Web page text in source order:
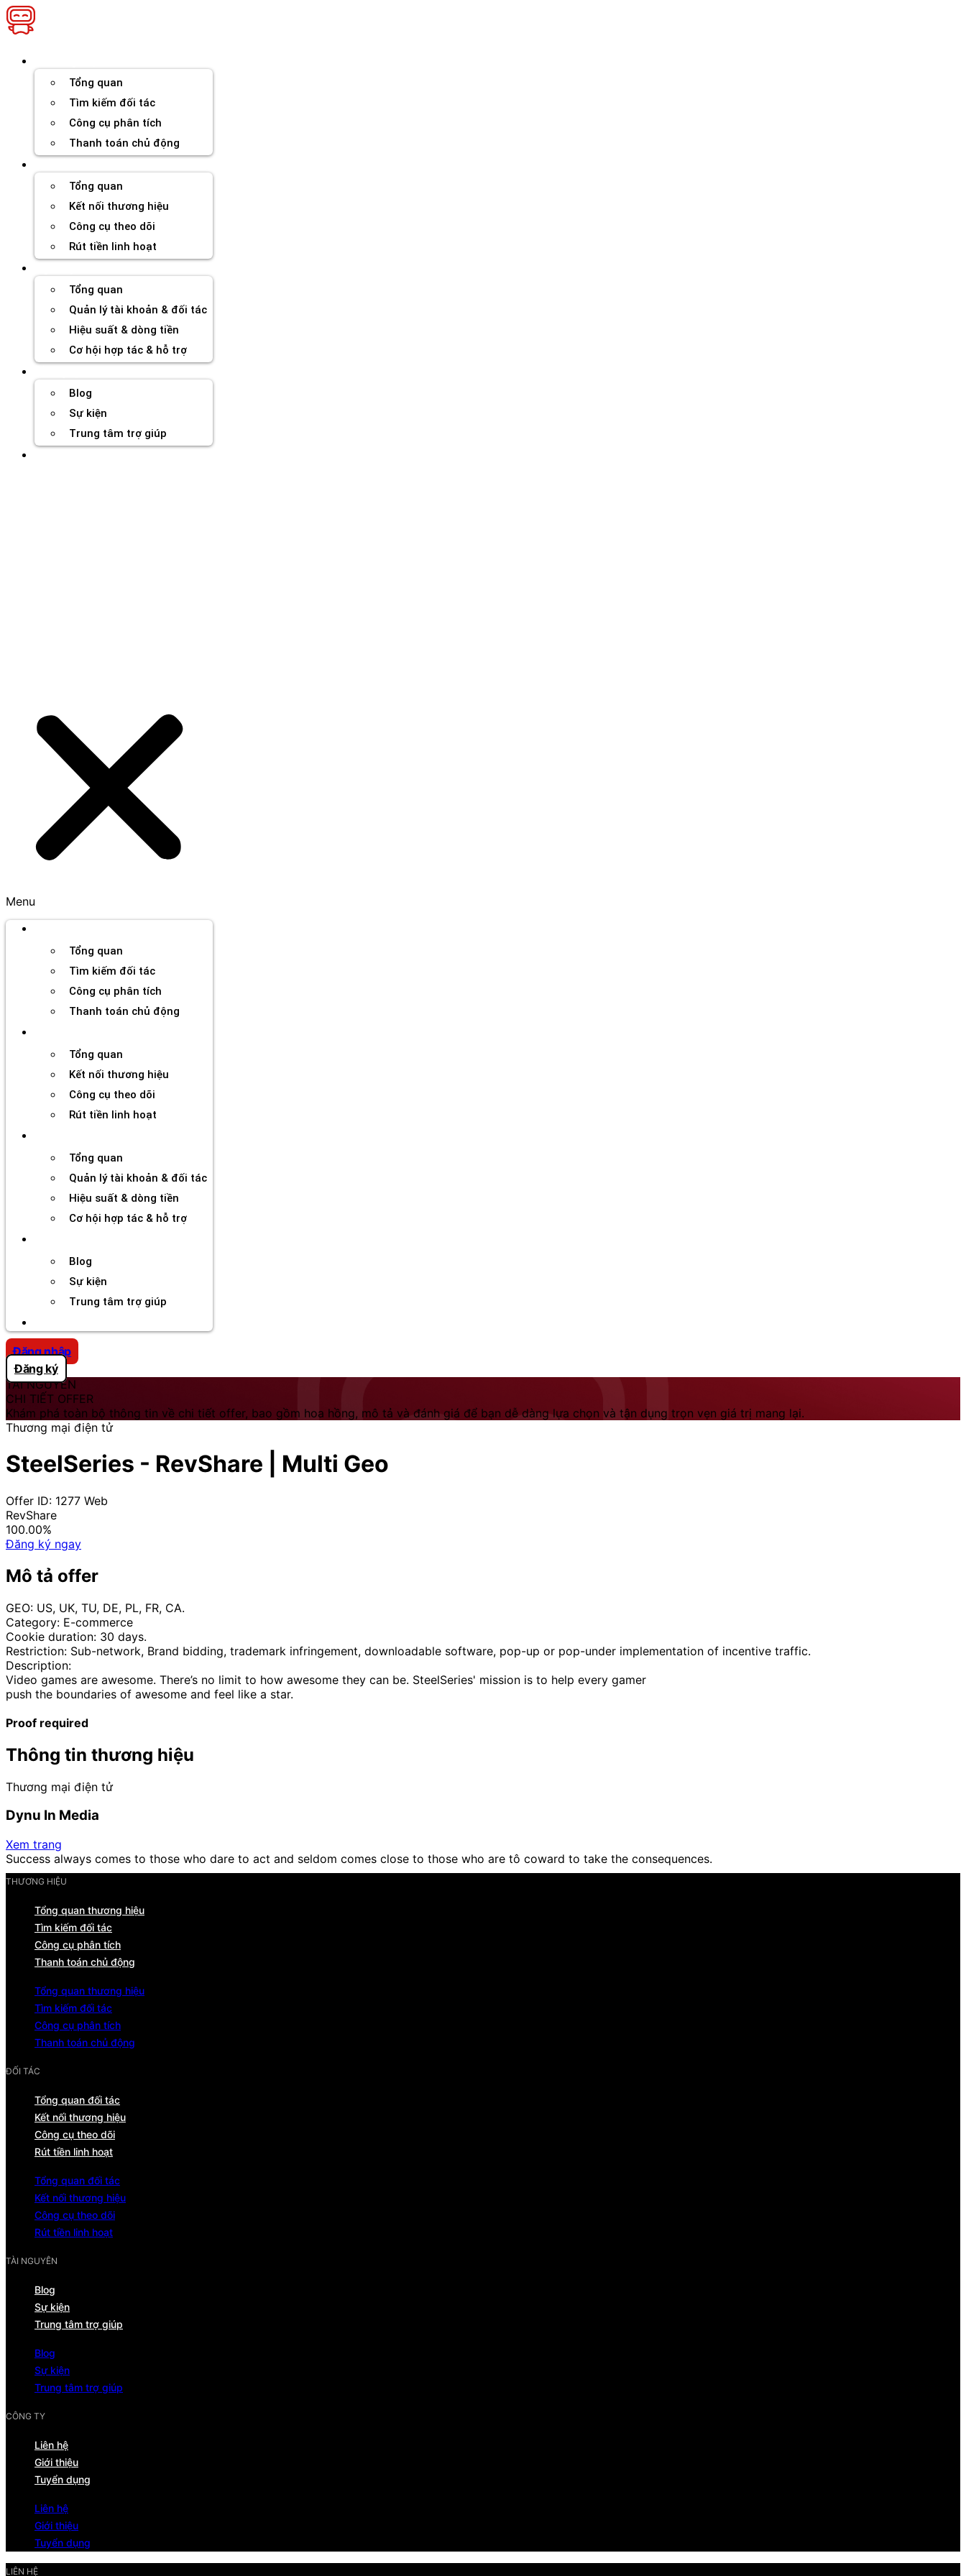
Chuyển
đến
Tổng quan
Tìm kiếm đối tác
Công cụ phân tích
Thanh toán chủ động
Tổng quan
Kết nối thương hiệu
Công cụ theo dõi
Rút tiền linh hoạt
Tổng quan
Quản lý tài khoản & đối tác
Hiệu suất & dòng tiền
Cơ hội hợp tác & hỗ trợ
Blog
Sự kiện
Trung tâm trợ giúp
Menu
Tổng quan
Tìm kiếm đối tác
Công cụ phân tích
Thanh toán chủ động
Tổng quan
Kết nối thương hiệu
Công cụ theo dõi
Rút tiền linh hoạt
Tổng quan
Quản lý tài khoản & đối tác
Hiệu suất & dòng tiền
Cơ hội hợp tác & hỗ trợ
Blog
Sự kiện
Trung tâm trợ giúp
Đăng nhập
Đăng ký
TÀI NGUYÊN
CHI TIẾT OFFER
Khám phá toàn bộ thông tin về chi tiết offer, bao gồm hoa hồng, mô tả và đánh giá để bạn dễ dàng lựa chọn và tận dụng trọn vẹn giá trị mang lại.
Thương mại điện tử
SteelSeries - RevShare | Multi Geo
Offer ID: 1277 Web
RevShare
100.00%
Đăng ký ngay
Mô tả offer
GEO: US, UK, TU, DE, PL, FR, CA.
Category: E-commerce
Cookie duration: 30 days.
Restriction: Sub-network, Brand bidding, trademark infringement, downloadable software, pop-up or pop-under implementation of incentive traffic.
Description:
Video games are awesome. There’s no limit to how awesome they can be. SteelSeries' mission is to help every gamer
push the boundaries of awesome and feel like a star.
Proof required
Thông tin thương hiệu
Thương mại điện tử
Dynu In Media
Xem trang
Success always comes to those who dare to act and seldom comes close to those who are tô coward to take the consequences.
THƯƠNG HIỆU
Tổng quan thương hiệu
Tìm kiếm đối tác
Công cụ phân tích
Thanh toán chủ động
Tổng quan thương hiệu
Tìm kiếm đối tác
Công cụ phân tích
Thanh toán chủ động
ĐỐI TÁC
Tổng quan đối tác
Kết nối thương hiệu
Công cụ theo dõi
Rút tiền linh hoạt
Tổng quan đối tác
Kết nối thương hiệu
Công cụ theo dõi
Rút tiền linh hoạt
TÀI NGUYÊN
Blog
Sự kiện
Trung tâm trợ giúp
Blog
Sự kiện
Trung tâm trợ giúp
CÔNG TY
Liên hệ
Giới thiệu
Tuyển dụng
Liên hệ
Giới thiệu
Tuyển dụng
LIÊN HỆ